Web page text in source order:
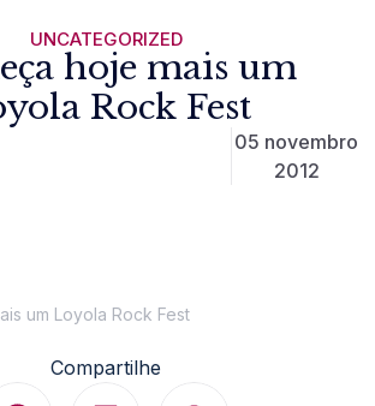
UNCATEGORIZED
hoje mais um
Rock Fest
05 novembro
2012
um Loyola Rock Fest
Compartilhe